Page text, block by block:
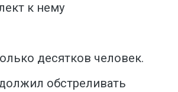
к нему
десятков человек.
обстреливать